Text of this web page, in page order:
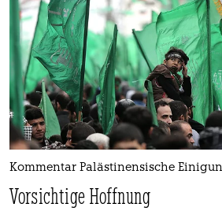
Kommentar Palästinensische
Vorsichtige Hoffnung